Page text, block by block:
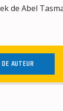
de Abel
AUTEUR